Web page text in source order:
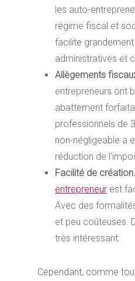
les auto-
régime fiscal et
facilite
administratives et
Allègements
entrepreneurs ont
abattement
professionnels de
non-négligeable a
réduction de
Facilité de création.
entrepreneur est
Avec des
et peu coûteuses.
très intéressant.
Cependant, comme